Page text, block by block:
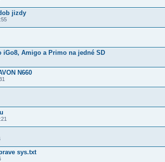
jizdy
iGo8, Amigo a Primo na jedné SD
N660
sys.txt